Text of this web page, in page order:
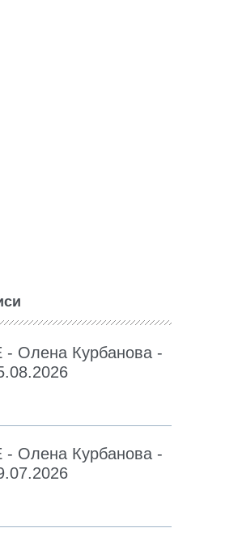
- Олена Курбанова -
- Олена Курбанова -